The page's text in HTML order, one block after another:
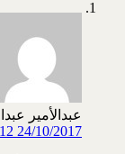
عبدالأمير
24/10/2017 at 06:12